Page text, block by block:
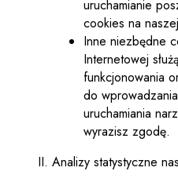
uruchamianie
cookies na
Inne niezbędne
Internetowej
funkcjonowania
do
uruchamiania
wyrazisz zgodę.
Analizy statystyczne